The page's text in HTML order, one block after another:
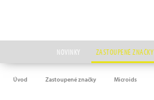
NOVINKY ZASTOUPENÉ ZNAČKY
Úvod Zastoupené značky Microids